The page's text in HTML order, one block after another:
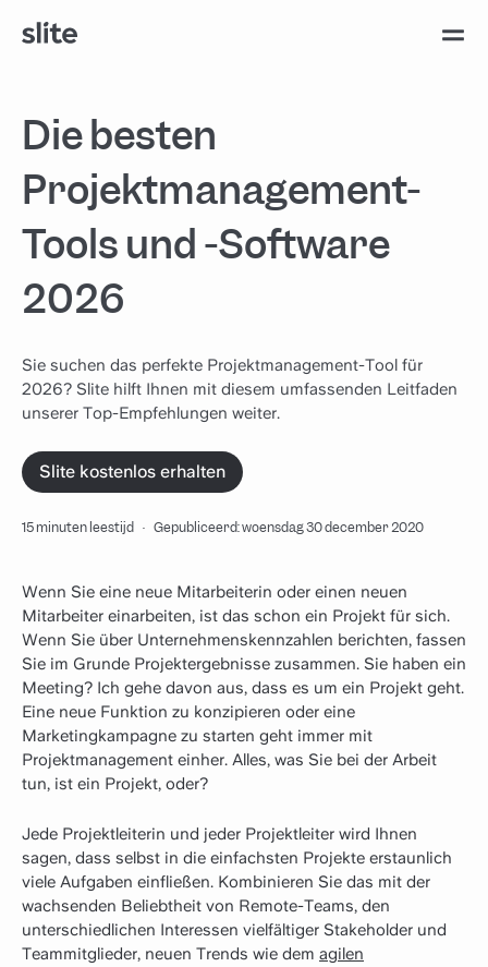
Die besten
Projektmanagement-
Tools und -Software
2026
Sie suchen das perfekte Projektmanagement-Tool für
2026? Slite hilft Ihnen mit diesem umfassenden Leitfaden
unserer Top-Empfehlungen weiter.
Slite kostenlos erhalten
15 minuten leestijd · Gepubliceerd: woensdag 30 december 2020
Wenn Sie eine neue Mitarbeiterin oder einen neuen
Mitarbeiter einarbeiten, ist das schon ein Projekt für sich.
Wenn Sie über Unternehmenskennzahlen berichten, fassen
Sie im Grunde Projektergebnisse zusammen. Sie haben ein
Meeting? Ich gehe davon aus, dass es um ein Projekt geht.
Eine neue Funktion zu konzipieren oder eine
Marketingkampagne zu starten geht immer mit
Projektmanagement einher. Alles, was Sie bei der Arbeit
tun, ist ein Projekt, oder?
Jede Projektleiterin und jeder Projektleiter wird Ihnen
sagen, dass selbst in die einfachsten Projekte erstaunlich
viele Aufgaben einfließen. Kombinieren Sie das mit der
wachsenden Beliebtheit von Remote-Teams, den
unterschiedlichen Interessen vielfältiger Stakeholder und
Teammitglieder, neuen Trends wie dem agilen